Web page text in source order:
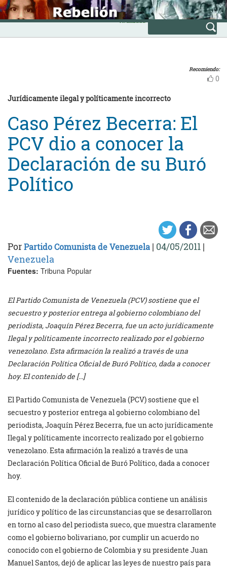
Skip
to
content
INICIO
Avanzada
Recomiendo:
0
Jurídicamente ilegal y políticamente incorrecto
Caso Pérez Becerra: El
PCV dio a conocer la
Declaración de su Buró
Político
PorPartido Comunista de Venezuela | 04/05/2011 |
Venezuela
Fuentes: Tribuna Popular
El Partido Comunista de Venezuela (PCV) sostiene que el
secuestro y posterior entrega al gobierno colombiano del
periodista, Joaquín Pérez Becerra, fue un acto jurídicamente
Ilegal y políticamente incorrecto realizado por el gobierno
venezolano. Esta afirmación la realizó a través de una
Declaración Política Oficial de Buró Político, dada a conocer
hoy. El contenido de […]
El Partido Comunista de Venezuela (PCV) sostiene que el
secuestro y posterior entrega al gobierno colombiano del
periodista, Joaquín Pérez Becerra, fue un acto jurídicamente
Ilegal y políticamente incorrecto realizado por el gobierno
venezolano. Esta afirmación la realizó a través de una
Declaración Política Oficial de Buró Político, dada a conocer
hoy.
El contenido de la declaración pública contiene un análisis
jurídico y político de las circunstancias que se desarrollaron
en torno al caso del periodista sueco, que muestra claramente
como el gobierno bolivariano, por cumplir un acuerdo no
conocido con el gobierno de Colombia y su presidente Juan
Manuel Santos, dejó de aplicar las leyes de nuestro país para